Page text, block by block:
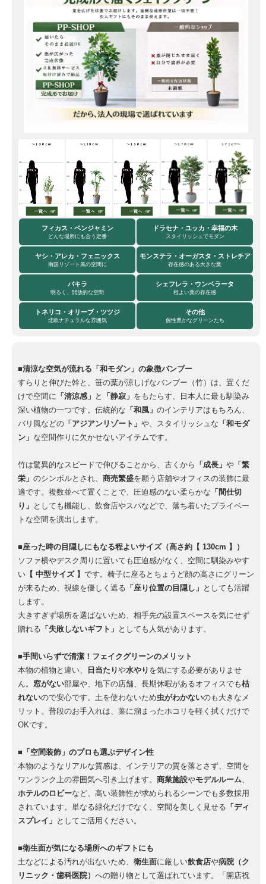
フィカス・ベンジャミン
どんな場所にも合う定番
ドラセナ・ユッカ・幸福の木
スタイリッシュでモダン
ヤシ・アレカ・フェニックス
南国リゾート風の空間に
モンステラ・オーガスタ・ストレチア
存在感のある大きな葉
パキラ
明るく、開放的な空間
シェフレラ・ウンベラータ
程よい葉の存在感
トネリコ・オリーブ・ツツジ
北欧ナチュラルな雰囲気
その他
個性豊かなグリーンたち
■清涼な空気が流れる「和モダン」の象徴バンブー
すらりと伸びた幹と、笹の葉が涼しげなバンブー（竹）は、置くだ
けで空間に 「清涼感」 と 「静寂」 をもたらす、日本人に最も馴染み
深い植物の一つです。伝統的な 「和風」 のインテリアはもちろん、
バリ風などの 「アジアンリゾート」 や、スタイリッシュな 「和モダ
ン」 な空間作りに欠かせないアイテムです。
竹は驚異的なスピードで伸びることから、古くから 「成長」 や 「繁
栄」 のシンボルとされ、 商売繁盛を願う店舗やオフィスの装飾に最
適です。複数並べて置くことで、圧迫感のない柔らかな 「間仕切
り」 としても機能し、飲食店やスパなどで、落ち着いたプライベー
トな空間を演出します。
■座った時の目隠しにもなる程よいサイズ（高さ約【 130cm 】）
ソファ横やデスク周りに置いても圧迫感がなく、空間に馴染みやす
い 【 中型サイズ 】 です。椅子に座るとちょうど顔の高さにグリーン
が来るため、視線を優しく遮る 「座り位置の目隠し」 としても活躍
します。
大きすぎず場所を選ばないため、相手先の設置スペースを気にせず
贈れる 「失敗しないギフト」 としても人気があります。
■手間いらずで清潔！フェイクグリーンのメリット
本物の植物と違い、
日当たりや水やり を気にする必要がありませ
ん。 窓がない部屋や、地下の店舗、長期休暇があるオフィスでも枯
れないので安心です。土を使わないため虫がわかないのも大きなメ
リット。普段のお手入れは、葉に溜まったホコリを軽く拭くだけで
OKです。
■「空間装飾」のプロも選ぶデザイン性
本物のようなリアルな質感は、インテリアの質を落とさず、空間を
ワンランク上の雰囲気へ引き上げます。 商業施設やモデルルーム
ホテルのロビーなど、高い装飾性が求められるシーンでも多数採用
されています。単なる緑化だけでなく、空間を美しく見せる 「ディ
スプレイ」 としてご活用ください。
■衛生面が気になる場所へのギフトにも
土などによる汚れが出ないため、 衛生面に厳しい飲食店や病院（ク
リニック・歯科医院） への贈り物として選ばれています。「開店祝